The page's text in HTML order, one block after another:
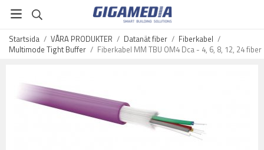
Startsida / VÅRA PRODUKTER / Datanät fiber / Fiberkabel /
Multimode Tight Buffer / Fiberkabel MM TBU OM4 Dca - 4, 6, 8, 12, 24 fiber